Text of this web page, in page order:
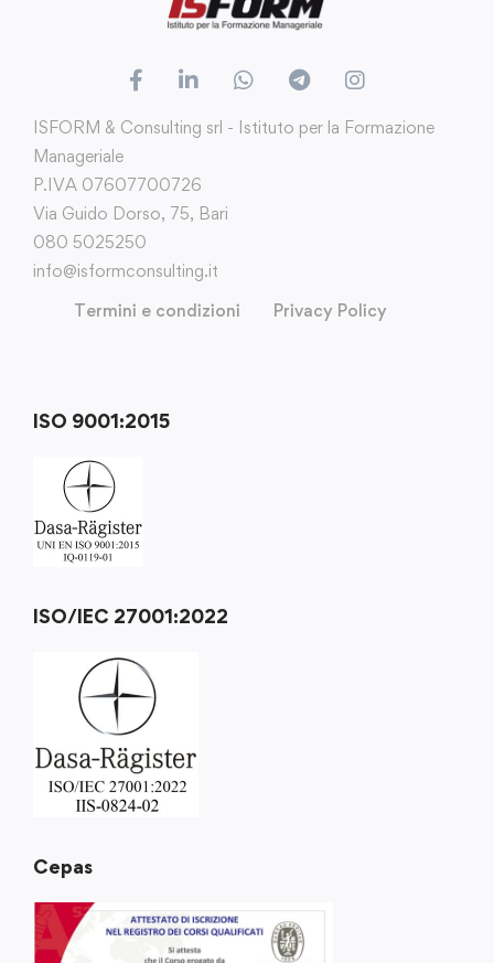
ISFORM & Consulting srl - Istituto per la Formazione
Manageriale
P.IVA 07607700726
Via Guido Dorso, 75, Bari
080 5025250
info@isformconsulting.it
Termini e condizioni
Privacy Policy
ISO 9001:2015
ISO/IEC 27001:2022
Cepas